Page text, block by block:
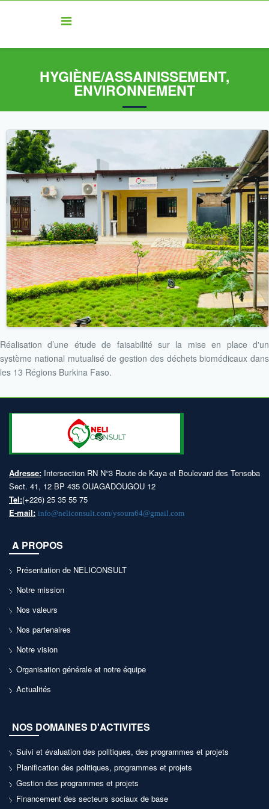
HYGIÈNE/ASSAINISSEMENT,
ENVIRONNEMENT
Réalisation d’une étude de faisabilité sur la mise en place d'un
système national mutualisé de gestion des déchets biomédicaux dans
les 13 Régions Burkina Faso.
Adresse: Intersection RN N°3 Route de Kaya et Boulevard des Tensoba
Sect. 41, 12 BP 435 OUAGADOUGOU 12
Tel:(+226) 25 35 55 75
E-mail: info@neliconsult.com/ysoura64@gmail.com
A PROPOS
Présentation de NELICONSULT
Notre mission
Nos valeurs
Nos partenaires
Notre vision
Organisation générale et notre équipe
Actualités
NOS DOMAINES D'ACTIVITES
Suivi et évaluation des politiques, des programmes et projets
Planification des politiques, programmes et projets
Gestion des programmes et projets
Financement des secteurs sociaux de base